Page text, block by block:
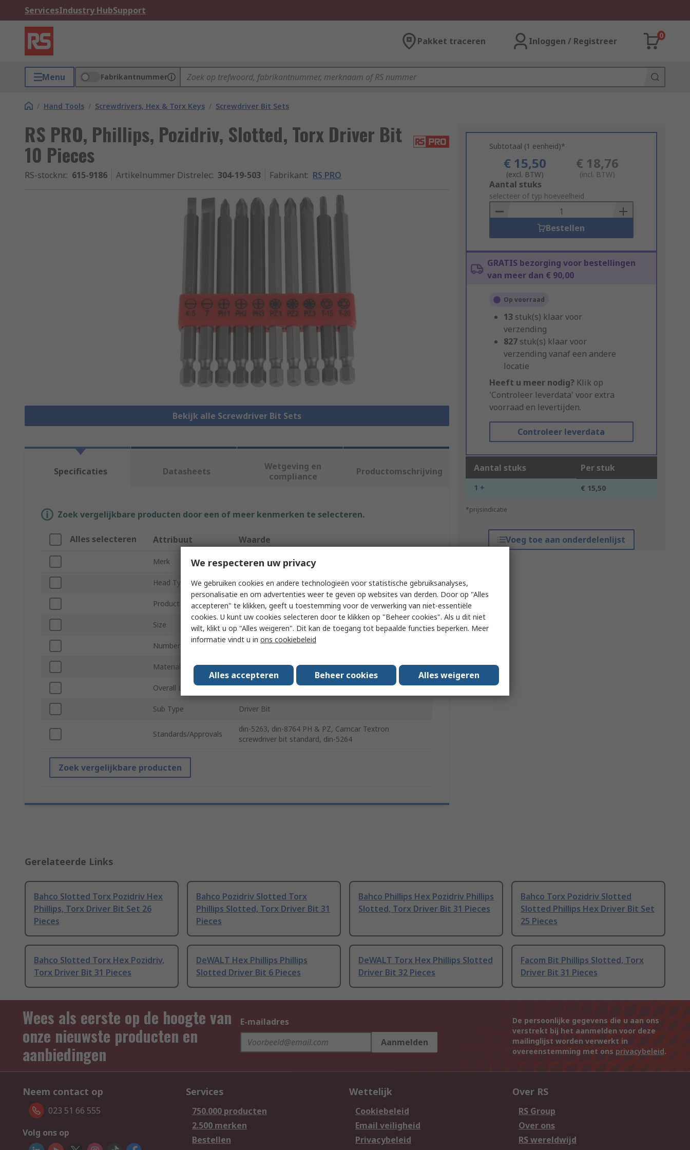
ServicesIndustry HubSupport
Pakket traceren Inloggen / Registreer
0
Menu Fabrikantnummer
/ Hand Tools / Screwdrivers, Hex & Torx Keys / Screwdriver Bit Sets
RS PRO, Phillips, Pozidriv, Slotted, Torx Driver Bit
10 Pieces
RS-stocknr.: 615-9186 Artikelnummer Distrelec: 304-19-503 Fabrikant: RS PRO
Bekijk alle Screwdriver Bit Sets
Subtotaal (1 eenheid)*
€ 15,50
(excl. BTW)
€ 18,76
(incl. BTW)
Add
to
Basket
Aantal stuks
selecteer of typ hoeveelheid
Bestellen
GRATIS bezorging voor bestellingen
van meer dan € 90,00
Op voorraad
13 stuk(s) klaar voor
verzending
827 stuk(s) klaar voor
verzending vanaf een andere
locatie
Heeft u meer nodig? Klik op
'Controleer leverdata' voor extra
voorraad en levertijden.
Controleer leverdata
Aantal stuks Per stuk
1 + € 15,50
*prijsindicatie
Voeg toe aan onderdelenlijst
Specificaties Datasheets
Wetgeving en
compliance
Productomschrijving
Zoek vergelijkbare producten door een of meer kenmerken te selecteren.
Alles selecteren Attribuut Waarde
Merk RS PRO
Head Type Phillips, Pozidriv, Slotted, Torx
Product Type Screwdriver Bit Set
Size PH1, PH2, PH3, PZ1, PZ2, PZ3, SL4.5, SL7, T15, T20
Number of Pieces
Material Molybdenum Steel, Chrome Vanadium Steel
Overall Length 100mm
Sub Type Driver Bit
Standards/Approvals
din-5263, din-8764 PH & PZ, Camcar Textron
screwdriver bit standard, din-5264
Zoek vergelijkbare producten
Gerelateerde Links
Bahco Slotted Torx Pozidriv Hex
Phillips, Torx Driver Bit Set 26
Pieces
Bahco Pozidriv Slotted Torx
Phillips Slotted, Torx Driver Bit 31
Pieces
Bahco Phillips Hex Pozidriv Phillips
Slotted, Torx Driver Bit 31 Pieces
Bahco Torx Pozidriv Slotted
Slotted Phillips Hex Driver Bit Set
25 Pieces
Bahco Slotted Torx Hex Pozidriv,
Torx Driver Bit 31 Pieces
DeWALT Hex Phillips Phillips
Slotted Driver Bit 6 Pieces
DeWALT Torx Hex Phillips Slotted
Driver Bit 32 Pieces
Facom Bit Phillips Slotted, Torx
Driver Bit 31 Pieces
Wees als eerste op de hoogte van
onze nieuwste producten en
aanbiedingen
E-mailadres
Aanmelden
De persoonlijke gegevens die u aan ons
verstrekt bij het aanmelden voor deze
mailinglijst worden verwerkt in
overeenstemming met ons privacybeleid.
Neem contact op
023 51 66 555
Volg ons op
Services
750.000 producten
2.500 merken
Bestellen
Wettelijk
Cookiebeleid
Email veiligheid
Privacybeleid
Over RS
RS Group
Over ons
RS wereldwijd
We respecteren uw privacy
We gebruiken cookies en andere technologieën voor statistische gebruiksanalyses,
personalisatie en om advertenties weer te geven op websites van derden. Door op "Alles
accepteren" te klikken, geeft u toestemming voor de verwerking van niet-essentiële
cookies. U kunt uw cookies selecteren door te klikken op "Beheer cookies". Als u dit niet
wilt, klikt u op "Alles weigeren". Dit kan de toegang tot bepaalde functies beperken. Meer
informatie vindt u in ons cookiebeleid
Alles accepteren Beheer cookies Alles weigeren